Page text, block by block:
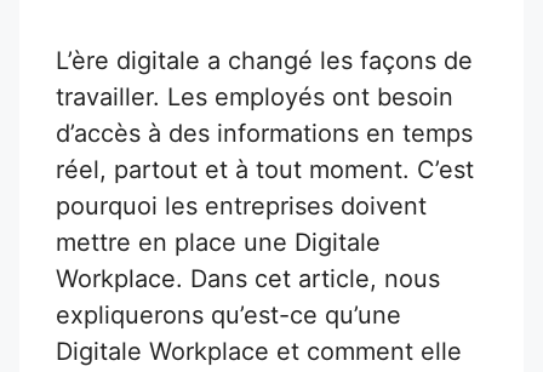
L’ère digitale a changé les façons de
travailler. Les employés ont besoin
d’accès à des informations en temps
réel, partout et à tout moment. C’est
pourquoi les entreprises doivent
mettre en place une Digitale
Workplace. Dans cet article, nous
expliquerons qu’est-ce qu’une
Digitale Workplace et comment elle